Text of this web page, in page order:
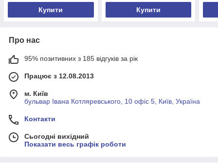
Купити Купити
Про нас
95% позитивних з 185 відгуків за рік
Працює з 12.08.2013
м. Київ
бульвар Івана Котляревського, 10 офіс 5, Київ, Україна
Контакти
Сьогодні вихідний
Показати весь графік роботи